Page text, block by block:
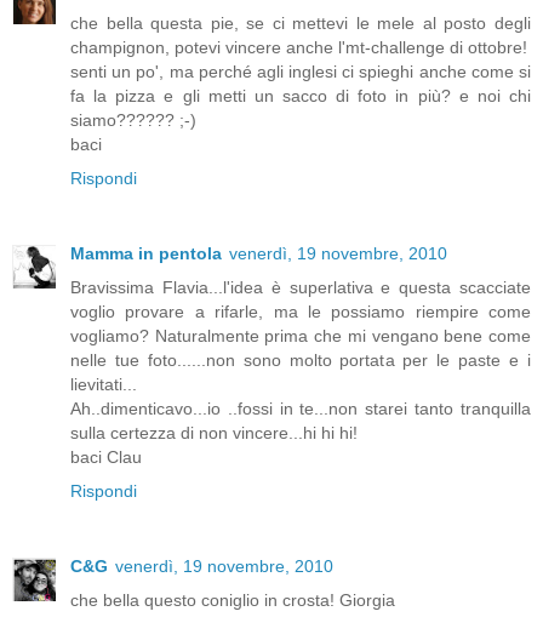
che bella questa pie, se ci mettevi le mele al posto degli
champignon, potevi vincere anche l'mt-challenge di ottobre!
senti un po', ma perché agli inglesi ci spieghi anche come si
fa la pizza e gli metti un sacco di foto in più? e noi chi
siamo?????? ;-)
baci
Rispondi
Mamma in pentola venerdì, 19 novembre, 2010
Bravissima Flavia...l'idea è superlativa e questa scacciate
voglio provare a rifarle, ma le possiamo riempire come
vogliamo? Naturalmente prima che mi vengano bene come
nelle tue foto......non sono molto portata per le paste e i
lievitati...
Ah..dimenticavo...io ..fossi in te...non starei tanto tranquilla
sulla certezza di non vincere...hi hi hi!
baci Clau
Rispondi
C&G venerdì, 19 novembre, 2010
che bella questo coniglio in crosta! Giorgia